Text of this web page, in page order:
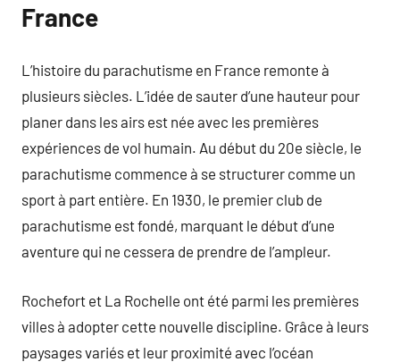
France
L’histoire du parachutisme en France remonte à
plusieurs siècles. L’idée de sauter d’une hauteur pour
planer dans les airs est née avec les premières
expériences de vol humain. Au début du 20e siècle, le
parachutisme commence à se structurer comme un
sport à part entière. En 1930, le premier club de
parachutisme est fondé, marquant le début d’une
aventure qui ne cessera de prendre de l’ampleur.
Rochefort et La Rochelle ont été parmi les premières
villes à adopter cette nouvelle discipline. Grâce à leurs
paysages variés et leur proximité avec l’océan